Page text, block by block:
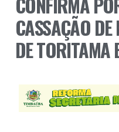
CASSAÇÃO DE
DE TORITAMA